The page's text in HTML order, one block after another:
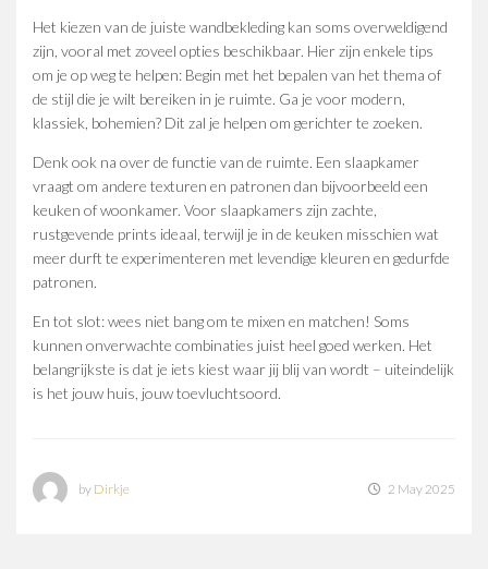
Het kiezen van de juiste wandbekleding kan soms overweldigend
zijn, vooral met zoveel opties beschikbaar. Hier zijn enkele tips
om je op weg te helpen: Begin met het bepalen van het thema of
de stijl die je wilt bereiken in je ruimte. Ga je voor modern,
klassiek, bohemien? Dit zal je helpen om gerichter te zoeken.
Denk ook na over de functie van de ruimte. Een slaapkamer
vraagt om andere texturen en patronen dan bijvoorbeeld een
keuken of woonkamer. Voor slaapkamers zijn zachte,
rustgevende prints ideaal, terwijl je in de keuken misschien wat
meer durft te experimenteren met levendige kleuren en gedurfde
patronen.
En tot slot: wees niet bang om te mixen en matchen! Soms
kunnen onverwachte combinaties juist heel goed werken. Het
belangrijkste is dat je iets kiest waar jij blij van wordt – uiteindelijk
is het jouw huis, jouw toevluchtsoord.
by Dirkje 2 May 2025